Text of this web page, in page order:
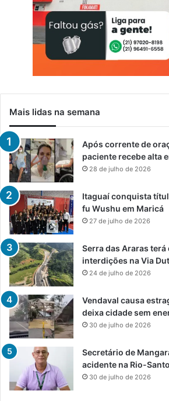
Mais lidas na semana
Após corrente de
paciente recebe alta
28 de julho de 2026
Itaguaí conquista
fu Wushu em Maricá
27 de julho de 2026
Serra das Araras
interdições na Via
24 de julho de 2026
Vendaval causa
deixa cidade sem
30 de julho de 2026
Secretário de
acidente na Rio-
30 de julho de 2026